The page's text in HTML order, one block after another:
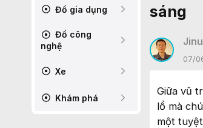
Đồ gia dụng
Đồ công
nghệ
Xe
Khám phá
sáng
Jinu
07/
Giữa vũ
lồ mà
một